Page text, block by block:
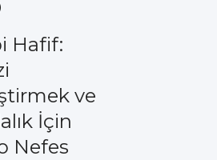
Hafif:
ve
İçin
Nefes